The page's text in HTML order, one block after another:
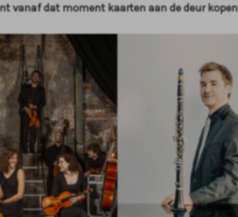
vanaf dat moment kaarten aan de deur